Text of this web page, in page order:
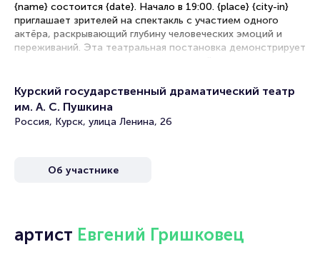
{name} состоится {date}. Начало в 19:00. {place} {city-in}
приглашает зрителей на спектакль с участием одного
актёра, раскрывающий глубину человеческих эмоций и
переживаний. Эта театральная постановка демонстрирует
Рекомендации по выбору мест в зале
Партер (первые ряды) — привилегированное расположение,
обзора сценического пространства
Курский государственный драматический театр
им. А. С. Пушкина
Россия, Курск, улица Ленина, 26
Об участнике
артист Евгений Гришковец